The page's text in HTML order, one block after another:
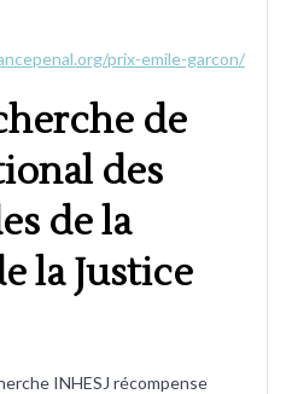
prix-emile-garcon/
de
des
de la
la Justice
INHESJ récompense